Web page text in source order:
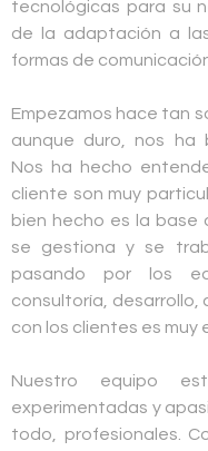
tecnológicas para su
de la adaptación a
formas de
Empezamos hace tan
aunque duro, nos ha
Nos ha hecho
cliente son muy
bien hecho es la base
se gestiona y se
pasando por los
consultoría, desarrollo,
con los clientes es muy
Nuestro equipo
experimentadas y
todo, profesionales.